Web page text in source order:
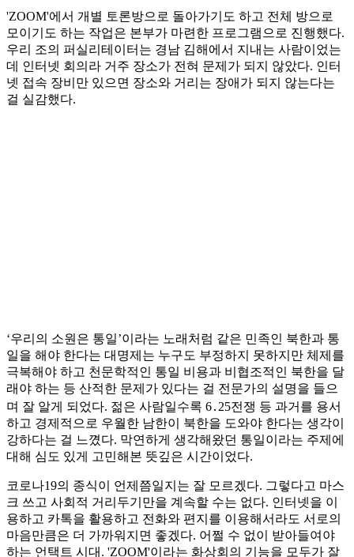
'ZOOM'에서 개별 토론방으로 돌아가기도 하고 전체 방으로
모이기도 하는 작업은 본부가 마련한 프로그램으로 진행했다.
우리 조의 퍼실리테이터는 경남 김해에서 지내는 사람이었는
데 인터넷 회의라 거주 장소가 전혀 문제가 되지 않았다. 인터
넷 접속 장비만 있으면 장소와 거리는 장애가 되지 않는다는
걸 실감했다.
‘우리의 소원은 통일’이라는 노래처럼 같은 민족인 북한과 통
일을 해야 한다는 대명제는 누구도 부정하지 못하지만 체제를
극복해야 하고 천문학적인 통일 비용과 비협조적인 북한을 달
래야 하는 등 산적한 문제가 있다는 걸 전문가의 설명을 들으
며 잘 알게 되었다. 젊은 사람일수록 6․25전쟁 등 과거를 용서
하고 경제적으로 우월한 남한이 북한을 도와야 한다는 생각이
강하다는 걸 느꼈다. 막연하게 생각해왔던 통일이라는 주제에
대해 심도 있게 고민해본 뜻깊은 시간이었다.
코로나19의 종식이 언제쯤일지는 잘 모르겠다. 그렇다고 마스
크 쓰고 사회적 거리두기만을 계속할 수는 없다. 인터넷을 이
용하고 카톡을 활용하고 전화와 편지를 이용해서라도 서로의
마음만큼은 더 가까워지면 좋겠다. 어쩔 수 없이 받아들여야
하는 언택트 시대. 'ZOOM'이라는 화상회의 기능을 모두가 잘